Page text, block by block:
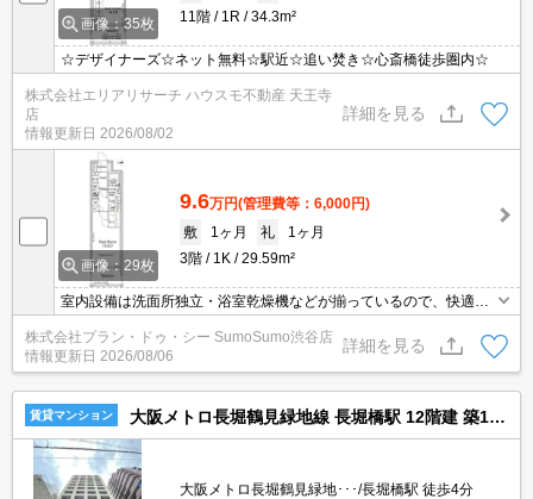
画像：35枚
11階
1R 34.3m²
☆デザイナーズ☆ネット無料☆駅近☆追い焚き☆心斎橋徒歩圏内☆
株式会社エリアリサーチ ハウスモ不動産 天王寺
店
情報更新日 2026/08/02
詳細を見る
画像：29枚
9.6万円(管理費等：6,000円)
敷
1ヶ月 礼
1ヶ月
3階
1K 29.59m²
室内設備は洗面所独立・浴室乾燥機などが揃っているので、快適に
過ごしやすいお部屋になります。共用部には宅配ボックス・ゴミ出
し24時間OKなどが揃っております。収納はウォークインクロゼッ
ト・シューズボックスなど豊富なので、広々と空間を利用すること
も可能です。あると使い勝手がよく利便性が高いのが敷地内ごみ置
き場です。
株式会社プラン・ドゥ・シー SumoSumo渋谷店
情報更新日 2026/08/06
詳細を見る
賃貸マンション 大阪メトロ長堀鶴見緑地線 長堀橋駅 12階建 築19年
大阪メトロ長堀鶴見緑地･･･/長堀橋駅 徒歩4分